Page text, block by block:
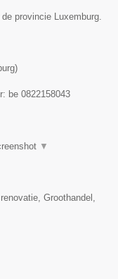
provincie Luxemburg.
)
be 0822158043
▼
Groothandel,